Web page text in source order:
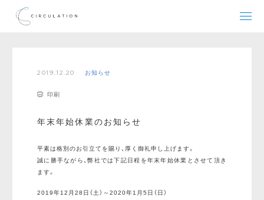
2019.12.20 お知らせ
印刷
年末年始休業のお知らせ
平素は格別のお引立てを賜り、厚く御礼申し上げます。
誠に勝手ながら、弊社では下記日程を年末年始休業とさせて頂き
ます。
2019年12月28日（土）～2020年1月5日（日）